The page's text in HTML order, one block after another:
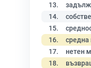
13.
14.
15.
16. средна
17. нетен
18.